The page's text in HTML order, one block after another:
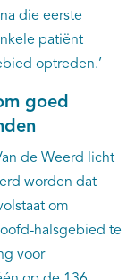
die eerste
patiënt
optreden.’
goed
de Weerd licht
worden dat
om
halsgebied te
voor